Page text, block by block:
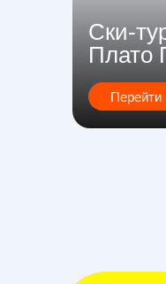
Перейти
Ски-
Плато